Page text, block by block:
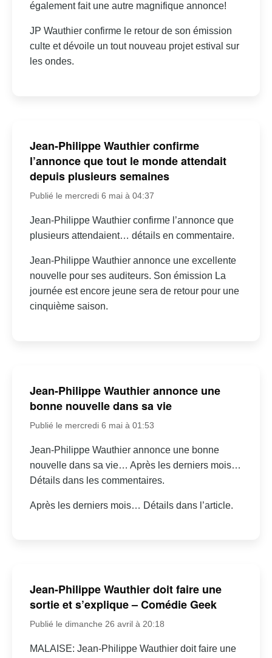
également fait une autre magnifique annonce!
JP Wauthier confirme le retour de son émission
culte et dévoile un tout nouveau projet estival sur
les ondes.
Jean-Philippe Wauthier confirme
l’annonce que tout le monde attendait
depuis plusieurs semaines
Publié le mercredi 6 mai à 04:37
Jean-Philippe Wauthier confirme l’annonce que
plusieurs attendaient… détails en commentaire.
Jean-Philippe Wauthier annonce une excellente
nouvelle pour ses auditeurs. Son émission La
journée est encore jeune sera de retour pour une
cinquième saison.
Jean-Philippe Wauthier annonce une
bonne nouvelle dans sa vie
Publié le mercredi 6 mai à 01:53
Jean-Philippe Wauthier annonce une bonne
nouvelle dans sa vie… Après les derniers mois…
Détails dans les commentaires.
Après les derniers mois… Détails dans l’article.
Jean-Philippe Wauthier doit faire une
sortie et s’explique – Comédie Geek
Publié le dimanche 26 avril à 20:18
MALAISE: Jean-Philippe Wauthier doit faire une